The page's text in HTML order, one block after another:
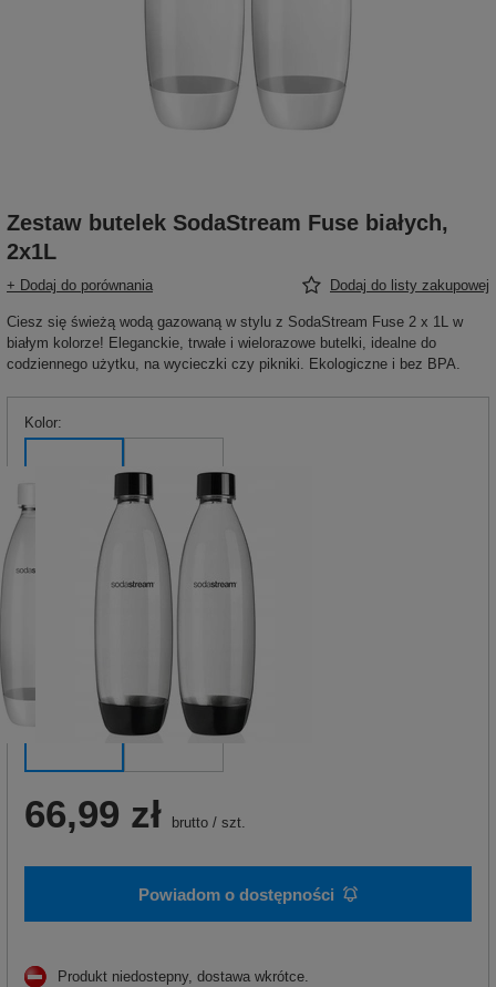
Zestaw butelek SodaStream Fuse białych,
2x1L
+ Dodaj do porównania Dodaj do listy zakupowej
Ciesz się świeżą wodą gazowaną w stylu z SodaStream Fuse 2 x 1L w
białym kolorze! Eleganckie, trwałe i wielorazowe butelki, idealne do
codziennego użytku, na wycieczki czy pikniki. Ekologiczne i bez BPA.
Kolor
66,99 zł brutto / szt.
Powiadom o dostępności
Produkt niedostepny, dostawa wkrótce